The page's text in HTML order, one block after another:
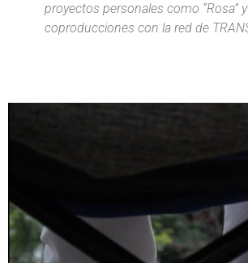
proyectos personales como “Rosa” y
coproducciones con la red de